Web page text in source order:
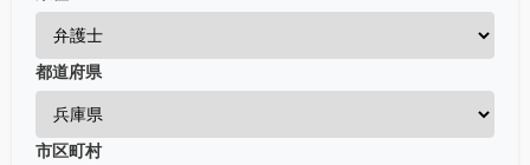
都道府県
市区町村